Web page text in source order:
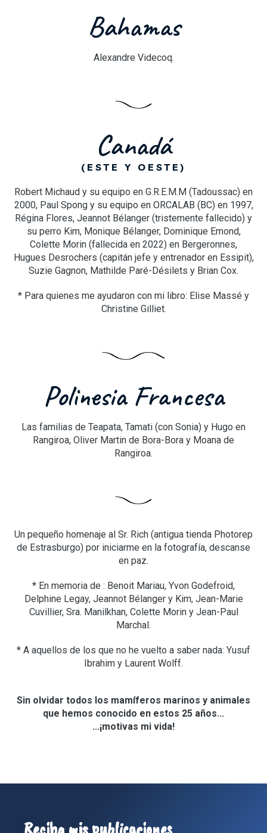
Bahamas
Alexandre Videcoq.
Canadá
(ESTE Y OESTE)
Robert Michaud y su equipo en G.R.E.M.M (Tadoussac) en
2000, Paul Spong y su equipo en ORCALAB (BC) en 1997,
Régina Flores, Jeannot Bélanger (tristemente fallecido) y
su perro Kim, Monique Bélanger, Dominique Emond,
Colette Morin (fallecida en 2022) en Bergeronnes,
Hugues Desrochers (capitán jefe y entrenador en Essipit),
Suzie Gagnon, Mathilde Paré-Désilets y Brian Cox.
* Para quienes me ayudaron con mi libro: Elise Massé y
Christine Gilliet.
Polinesia Francesa
Las familias de Teapata, Tamati (con Sonia) y Hugo en
Rangiroa, Oliver Martin de Bora-Bora y Moana de
Rangiroa.
Un pequeño homenaje al Sr. Rich (antigua tienda Photorep
de Estrasburgo) por iniciarme en la fotografía, descanse
en paz.
* En memoria de : Benoit Mariau, Yvon Godefroid,
Delphine Legay, Jeannot Bélanger y Kim, Jean-Marie
Cuvillier, Sra. Manilkhan, Colette Morin y Jean-Paul
Marchal.
* A aquellos de los que no he vuelto a saber nada: Yusuf
Ibrahim y Laurent Wolff.
Sin olvidar todos los mamíferos marinos y animales
que hemos conocido en estos 25 años...
...¡motivas mi vida!